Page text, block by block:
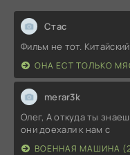
Стас
Фильм не тот.
ОНА ЕСТ ТОЛЬКО
merar3k
Олег, А откуда ты
они доехали к нам с
ВОЕННАЯ МАШИНА